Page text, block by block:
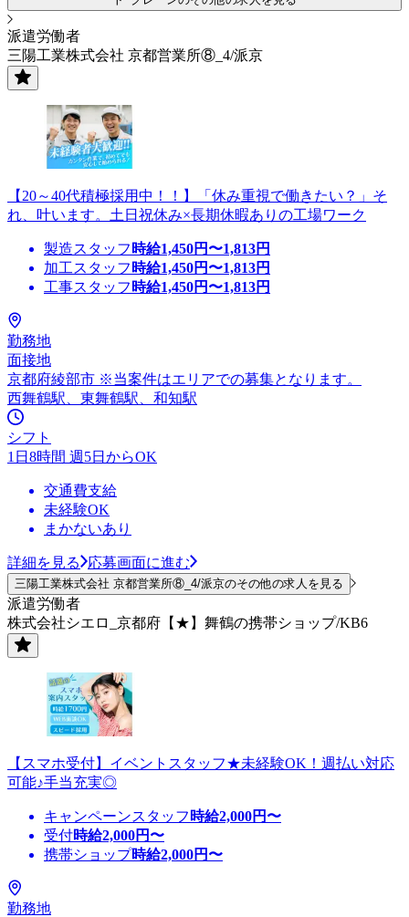
派遣労働者
三陽工業株式会社 京都営業所⑧_4/派京
【20～40代積極採用中！！】「休み重視で働きたい？」そ
れ、叶います。土日祝休み×長期休暇ありの工場ワーク
製造スタッフ 時給1,450円〜1,813円
加工スタッフ 時給1,450円〜1,813円
工事スタッフ 時給1,450円〜1,813円
勤務地
面接地
京都府綾部市 ※当案件はエリアでの募集となります。
西舞鶴駅、東舞鶴駅、和知駅
シフト
1日8時間 週5日からOK
交通費支給
未経験OK
まかないあり
詳細を見る 応募画面に進む
三陽工業株式会社 京都営業所⑧_4/派京のその他の求人を見る
派遣労働者
株式会社シエロ_京都府【★】舞鶴の携帯ショップ/KB6
【スマホ受付】イベントスタッフ★未経験OK！週払い対応
可能♪手当充実◎
キャンペーンスタッフ 時給2,000円〜
受付時給2,000円〜
携帯ショップ時給2,000円〜
勤務地